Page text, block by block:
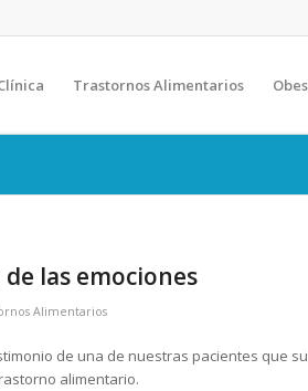
Trastornos Alimentarios
las emociones
Alimentarios
de una de nuestras pacientes que
alimentario.